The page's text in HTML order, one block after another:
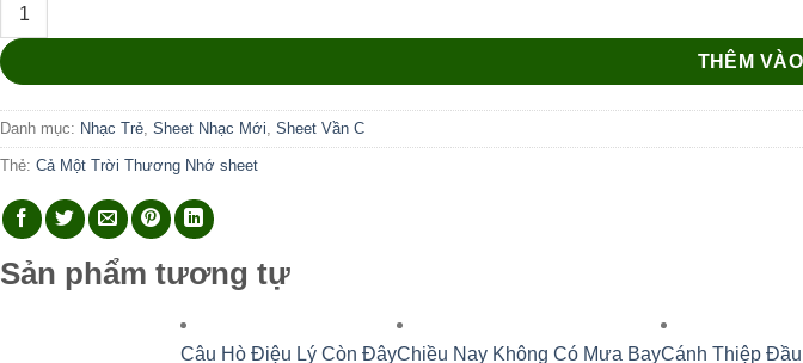
THÊM
Danh mục: Nhạc Trẻ, Sheet Nhạc Mới, Sheet Vần C
Thẻ: Cả Một Trời Thương Nhớ sheet
Sản phẩm tương tự
Câu Hò Điệu Lý Còn ĐâyChiều Nay Không Có Mưa BayCánh Thiệp